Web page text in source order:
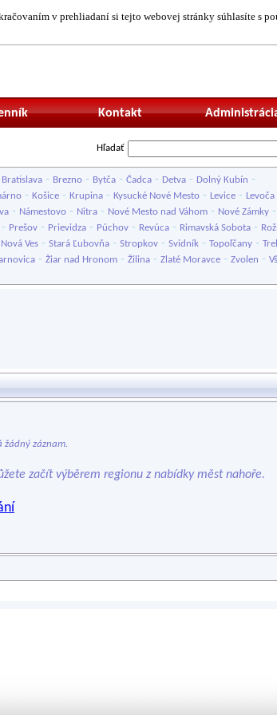
v prehliadaní si tejto webovej stránky súhlasíte s
Kontakt
Hľadať
Bratislava - Brezno - Bytča - Čadca - Detva - Dolný Kubín -
- Košice - Krupina - Kysucké Nové Mesto - Levice - Levoča
- Námestovo - Nitra - Nové Mesto nad Váhom - Nové Zámky -
- Prešov - Prievidza - Púchov - Revúca - Rimavská Sobota -
Ves - Stará Ľubovňa - Stropkov - Svidník - Topoľčany -
- Žiar nad Hronom - Žilina - Zlaté Moravce - Zvolen -
žádný záznam.
začít výběrem regionu z nabídky měst nahoře.